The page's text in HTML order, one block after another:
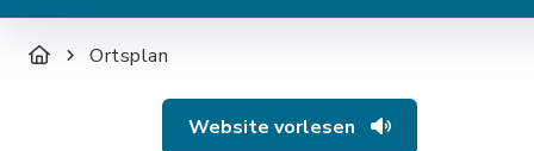
Ortsplan
Website vorlesen